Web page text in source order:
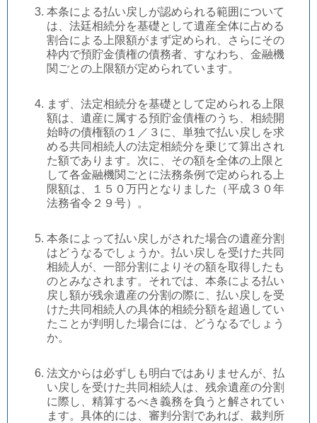
本条による払い戻しが認められる範囲について
は、法廷相続分を基礎として遺産全体に占める
割合による上限額がまず定められ、さらにその
枠内で預貯金債権の債務者、すなわち、金融機
関ごとの上限額が定められています。
まず、法定相続分を基礎として定められる上限
額は、遺産に属する預貯金債権のうち、相続開
始時の債権額の１／３に、単独で払い戻しを求
める共同相続人の法定相続分を乗じて算出され
た額であります。次に、その額を全体の上限と
して各金融機関ごとに法務条例で定められる上
限額は、１５０万円となりました（平成３０年
法務省令２９号）。
本条によって払い戻しがされた場合の遺産分割
はどうなるでしょうか。払い戻しを受けた共同
相続人が、一部分割によりその額を取得したも
のとみなされます。それでは、本条による払い
戻し額が残余遺産の分割の際に、払い戻しを受
けた共同相続人の具体的相続分額を超過してい
たことが判明した場合には、どうなるでしょう
か。
法文からは必ずしも明白ではありませんが、払
い戻しを受けた共同相続人は、残余遺産の分割
に際し、精算するべき義務を負うと解されてい
ます。具体的には、審判分割であれば、裁判所